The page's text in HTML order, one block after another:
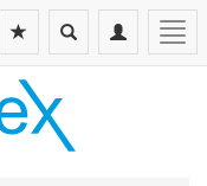
Toggle
navigation
Toggle
search